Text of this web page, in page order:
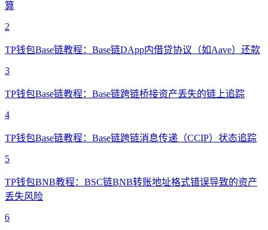
算
2
TP钱包Base链教程：Base链DApp内借贷协议（如Aave）还款
3
TP钱包Base链教程：Base链跨链桥接资产丢失的链上追踪
4
TP钱包Base链教程：Base链跨链消息传递（CCIP）状态追踪
5
TP钱包BNB教程：BSC链BNB转账地址格式错误导致的资产
丢失风险
6